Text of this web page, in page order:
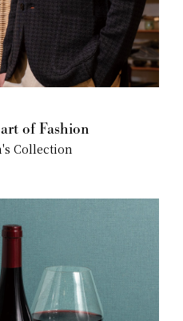
of Fashion
Collection